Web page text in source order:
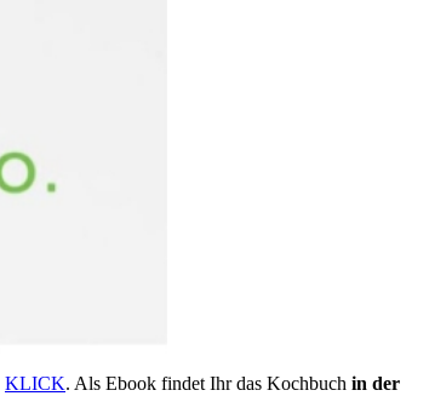
KLICK. Als Ebook findet Ihr das Kochbuch in der